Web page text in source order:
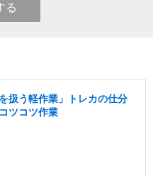
る
扱う軽作業」トレカの仕分
ツコツ作業